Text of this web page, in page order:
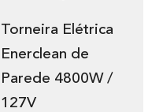
Torneira Elétrica
Enerclean de
Parede 4800W /
127V